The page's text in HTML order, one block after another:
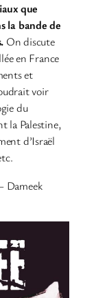
que
la bande de
On discute
en France
et
voir
du
la Palestine,
d’Israël
Dameek